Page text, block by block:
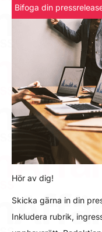
Bifoga din
Hör av dig!
Skicka gärna in din
Inkludera rubrik,